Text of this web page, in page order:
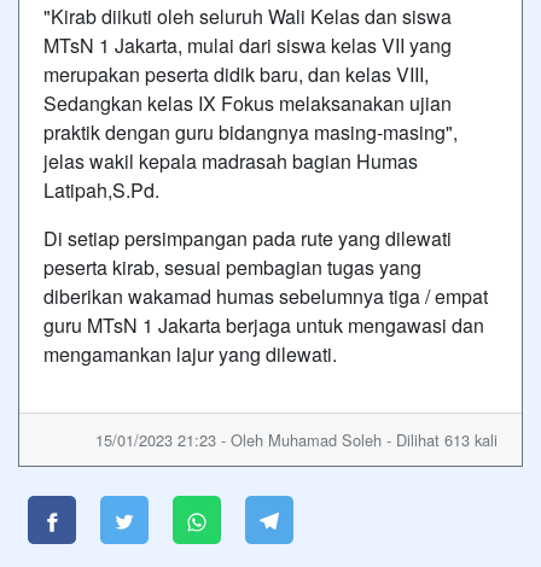
"Kirab diikuti oleh seluruh Wali Kelas dan siswa
MTsN 1 Jakarta, mulai dari siswa kelas VII yang
merupakan peserta didik baru, dan kelas VIII,
Sedangkan kelas IX Fokus melaksanakan ujian
praktik dengan guru bidangnya masing-masing",
jelas wakil kepala madrasah bagian Humas
Latipah,S.Pd.
Di setiap persimpangan pada rute yang dilewati
peserta kirab, sesuai pembagian tugas yang
diberikan wakamad humas sebelumnya tiga / empat
guru MTsN 1 Jakarta berjaga untuk mengawasi dan
mengamankan lajur yang dilewati.
15/01/2023 21:23 - Oleh Muhamad Soleh - Dilihat 613 kali